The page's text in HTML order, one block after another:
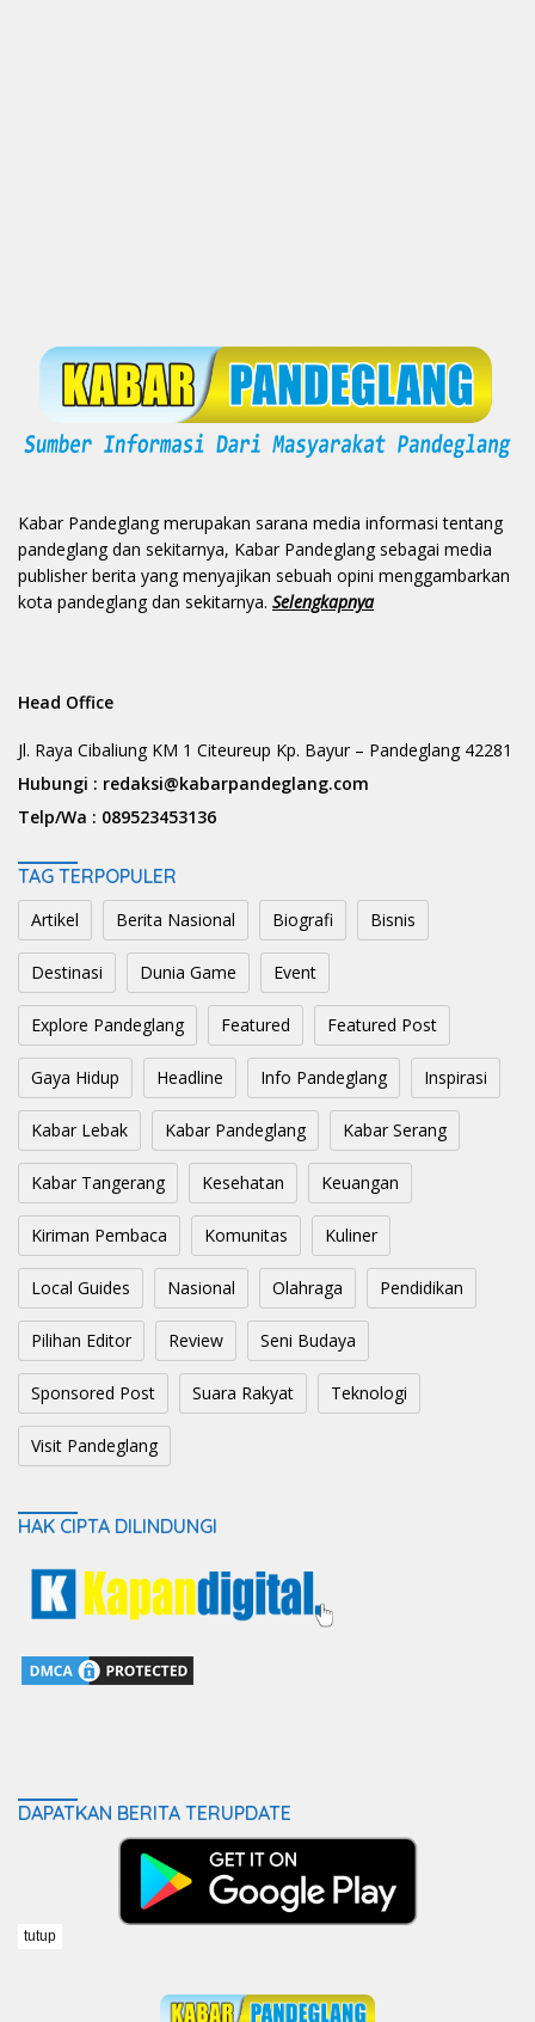
Kabar Pandeglang merupakan sarana media informasi tentang
pandeglang dan sekitarnya, Kabar Pandeglang sebagai media
publisher berita yang menyajikan sebuah opini menggambarkan
kota pandeglang dan sekitarnya. Selengkapnya
Head Office
Jl. Raya Cibaliung KM 1 Citeureup Kp. Bayur – Pandeglang 42281
Hubungi : redaksi@kabarpandeglang.com
Telp/Wa : 089523453136
TAG TERPOPULER
Artikel Berita Nasional Biografi Bisnis
Destinasi Dunia Game Event
Explore Pandeglang Featured Featured Post
Gaya Hidup Headline Info Pandeglang Inspirasi
Kabar Lebak Kabar Pandeglang Kabar Serang
Kabar Tangerang Kesehatan Keuangan
Kiriman Pembaca Komunitas Kuliner
Local Guides Nasional Olahraga Pendidikan
Pilihan Editor Review Seni Budaya
Sponsored Post Suara Rakyat Teknologi
Visit Pandeglang
HAK CIPTA DILINDUNGI
DAPATKAN BERITA TERUPDATE
tutup